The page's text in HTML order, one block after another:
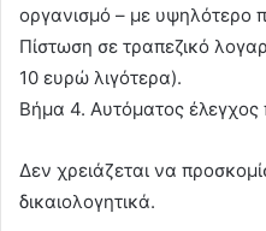
οργανισμό – με υψηλότερο
Πίστωση σε τραπεζικό
10 ευρώ λιγότερα).
Βήμα 4. Αυτόματος
Δεν χρειάζεται να
δικαιολογητικά.